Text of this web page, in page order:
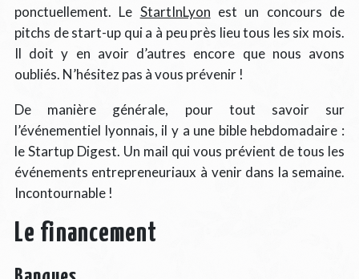
ponctuellement. Le StartInLyon est un concours de
pitchs de start-up qui a à peu près lieu tous les six mois.
Il doit y en avoir d’autres encore que nous avons
oubliés. N’hésitez pas à vous prévenir !
De manière générale, pour tout savoir sur
l’événementiel lyonnais, il y a une bible hebdomadaire :
le Startup Digest. Un mail qui vous prévient de tous les
événements entrepreneuriaux à venir dans la semaine.
Incontournable !
Le financement